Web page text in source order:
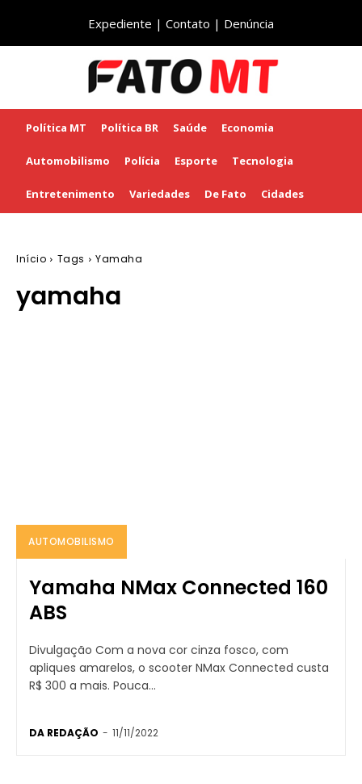
Expediente | Contato | Denúncia
Política MT Política BR Saúde Economia
Automobilismo Polícia Esporte Tecnologia
Entretenimento Variedades De Fato Cidades
Início Tags Yamaha
yamaha
AUTOMOBILISMO
Yamaha NMax Connected 160
ABS
Divulgação Com a nova cor cinza fosco, com
apliques amarelos, o scooter NMax Connected custa
R$ 300 a mais. Pouca...
DA REDAÇÃO - 11/11/2022